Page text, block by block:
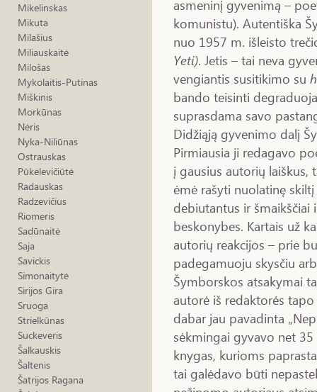
Mikelinskas
Mikuta
Milašius
Miliauskaitė
Milošas
Mykolaitis-Putinas
Miškinis
Morkūnas
Nėris
Nyka-Niliūnas
Ostrauskas
Pūkelevičiūtė
Radauskas
Radzevičius
Riomeris
Sadūnaitė
Saja
Savickis
Simonaitytė
Sirijos Gira
Sruoga
Strielkūnas
Suckeveris
Šalkauskis
Šaltenis
Šatrijos Ragana
asmeninį gyvenimą –
komunistu). Autentiška
nuo 1957 m. išleisto
Yeti). Jetis – tai neva
vengiantis susitikimo su
bando teisinti
suprasdama savo
Didžiąją gyvenimo dalį
Pirmiausia ji redagavo
į gausius autorių
ėmė rašyti nuolatinę
debiutantus ir
beskonybes. Kartais už
autorių reakcijos – prie
padegamuoju skysčiu
Šymborskos atsakymai
autorė iš redaktorės
dabar jau pavadinta
sėkmingai gyvavo net
knygas, kurioms
tai galėdavo būti